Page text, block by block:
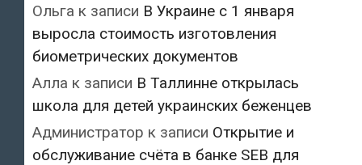
Ольга к записи В Украине с 1 января
выросла стоимость изготовления
биометрических документов
Алла к записи В Таллинне открылась
школа для детей украинских беженцев
Администратор к записи Открытие и
обслуживание счёта в банке SEB для